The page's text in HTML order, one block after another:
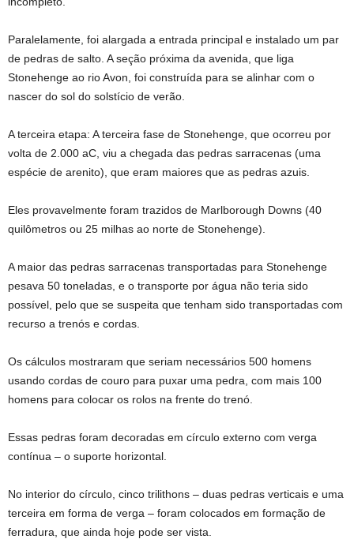
Paralelamente, foi alargada a entrada principal e instalado um par
de pedras de salto. A seção próxima da avenida, que liga
Stonehenge ao rio Avon, foi construída para se alinhar com o
nascer do sol do solstício de verão.
A terceira etapa: A terceira fase de Stonehenge, que ocorreu por
volta de 2.000 aC, viu a chegada das pedras sarracenas (uma
espécie de arenito), que eram maiores que as pedras azuis.
Eles provavelmente foram trazidos de Marlborough Downs (40
quilômetros ou 25 milhas ao norte de Stonehenge).
A maior das pedras sarracenas transportadas para Stonehenge
pesava 50 toneladas, e o transporte por água não teria sido
possível, pelo que se suspeita que tenham sido transportadas com
recurso a trenós e cordas.
Os cálculos mostraram que seriam necessários 500 homens
usando cordas de couro para puxar uma pedra, com mais 100
homens para colocar os rolos na frente do trenó.
Essas pedras foram decoradas em círculo externo com verga
contínua – o suporte horizontal.
No interior do círculo, cinco trilithons – duas pedras verticais e uma
terceira em forma de verga – foram colocados em formação de
ferradura, que ainda hoje pode ser vista.